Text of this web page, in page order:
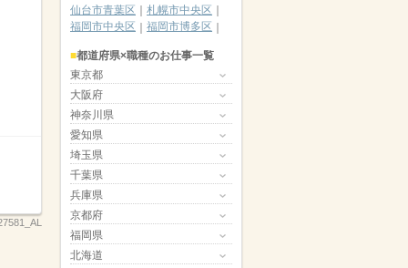
仙台市青葉区
札幌市中央区
福岡市中央区
福岡市博多区
都道府県×職種のお仕事一覧
東京都
大阪府
神奈川県
愛知県
埼玉県
千葉県
兵庫県
京都府
福岡県
北海道